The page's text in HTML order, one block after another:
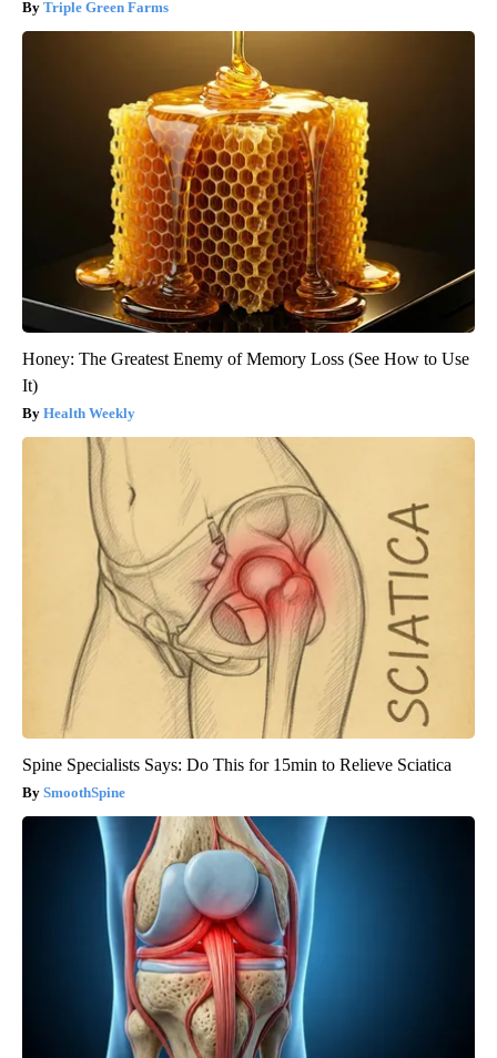
Triple Green Farms
Honey: The Greatest Enemy of Memory Loss (See How to Use
It)
Health Weekly
Spine Specialists Says: Do This for 15min to Relieve Sciatica
SmoothSpine